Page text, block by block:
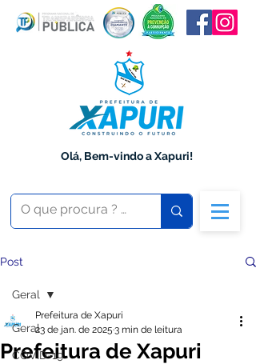
Olá, Bem-vindo a Xapuri!
Post
Geral
COVID-19
Geral
Prefeitura de Xapuri
Prefeitura de Xapuri
23 de jan. de 2025 3 min de leitura